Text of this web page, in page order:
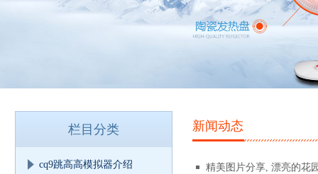
栏目分类
cq9跳高高模拟器介绍
新闻动态
精美图片分享, 漂亮的花